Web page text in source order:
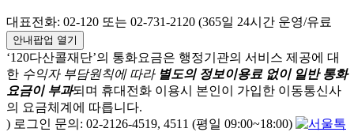
대표전화: 02-120 또는 02-731-2120 (365일 24시간 운영/유료
안내팝업 열기
‘120다산콜재단’의 통화요금은 행정기관의 서비스 제공에 대
한 수익자 부담원칙에 따라 별도의 정보이용료 없이 일반 통화
요금이 부과되며 휴대전화 이용시 본인이 가입한 이동통신사
의 요금체계에 따릅니다.
) 로그인 문의: 02-2126-4519, 4511 (평일 09:00~18:00)